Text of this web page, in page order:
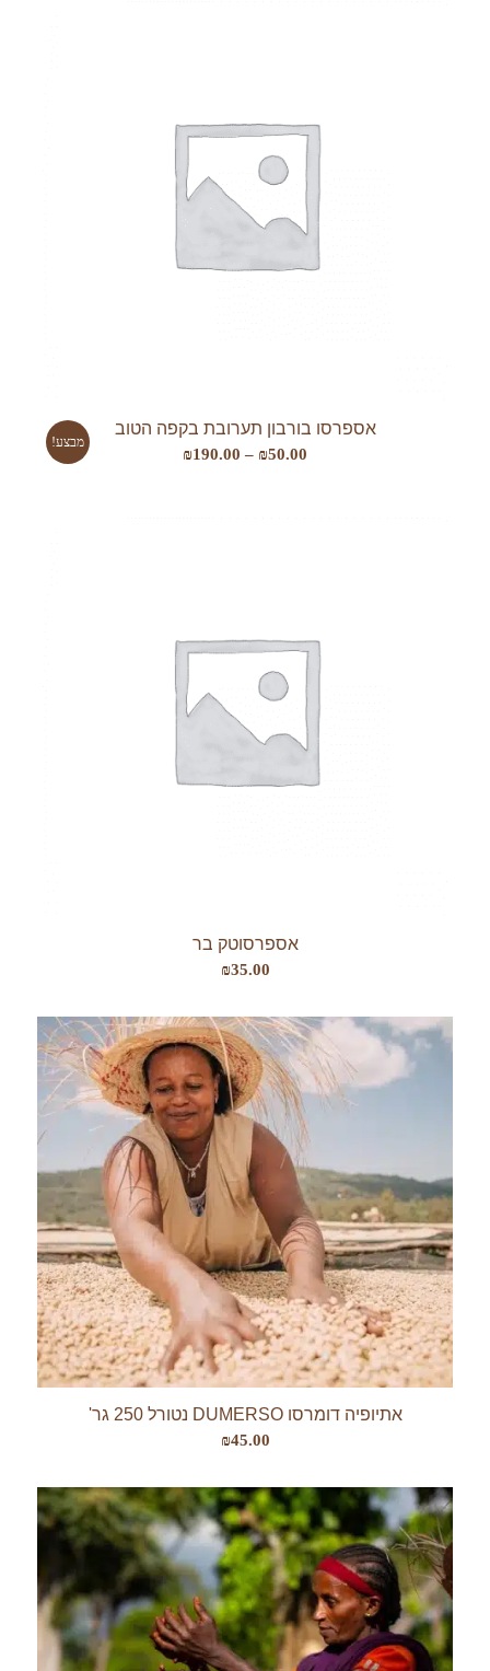
אספרסו בורבון תערובת בקפה הטוב
₪50.00
–
₪190.00
מבצע!
אספרסוטק בר
₪35.00
אתיופיה דומרסו DUMERSO נטורל 250 גר'
₪45.00